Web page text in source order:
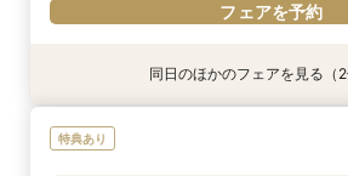
フェアを予約
※＼まずは情報収集だけ／
《★オンライン90分フェア
同日のほかのフェアを見る（2
特典あり